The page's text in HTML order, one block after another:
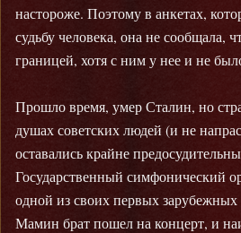
настороже. Поэтому в анкетах,
судьбу человека, она не сообщала,
границей, хотя с ним у нее и не
Прошло время, умер Сталин, но
душах советских людей (и не
оставались крайне
Государственный симфонический
одной из своих первых
Мамин брат пошел на концерт, и